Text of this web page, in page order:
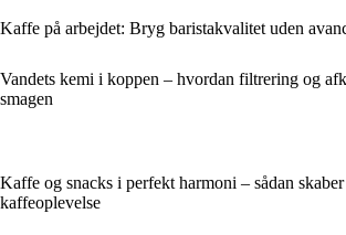
Kaffe på arbejdet: Bryg baristakvalitet uden
Vandets kemi i koppen – hvordan filtrering og
smagen
Kaffe og snacks i perfekt harmoni – sådan
kaffeoplevelse